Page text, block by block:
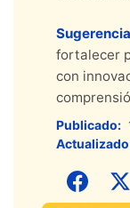
fortalecer
con
Publicado: